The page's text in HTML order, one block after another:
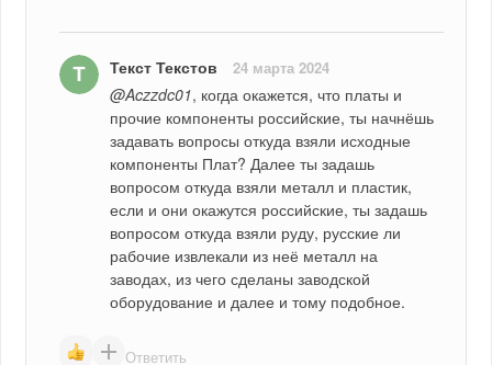
Текст Текстов 24 марта 2024
@Aczzdc01, когда окажется, что платы и
прочие компоненты российские, ты начнёшь
задавать вопросы откуда взяли исходные
компоненты Плат? Далее ты задашь
вопросом откуда взяли металл и пластик,
если и они окажутся российские, ты задашь
вопросом откуда взяли руду, русские ли
рабочие извлекали из неё металл на
заводах, из чего сделаны заводской
оборудование и далее и тому подобное.
Ответить